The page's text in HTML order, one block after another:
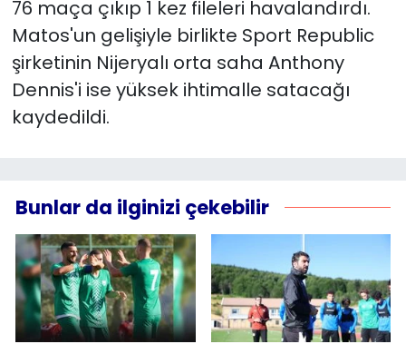
76 maça çıkıp 1 kez fileleri havalandırdı.
Matos'un gelişiyle birlikte Sport Republic
şirketinin Nijeryalı orta saha Anthony
Dennis'i ise yüksek ihtimalle satacağı
kaydedildi.
Bunlar da ilginizi çekebilir